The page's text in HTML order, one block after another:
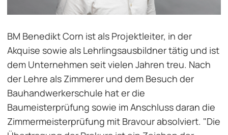
BM Benedikt Corn ist als Projektleiter, in der
Akquise sowie als Lehrlingsausbildner tätig und ist
dem Unternehmen seit vielen Jahren treu. Nach
der Lehre als Zimmerer und dem Besuch der
Bauhandwerkerschule hat er die
Baumeisterprüfung sowie im Anschluss daran die
Zimmermeisterprüfung mit Bravour absolviert. "Die